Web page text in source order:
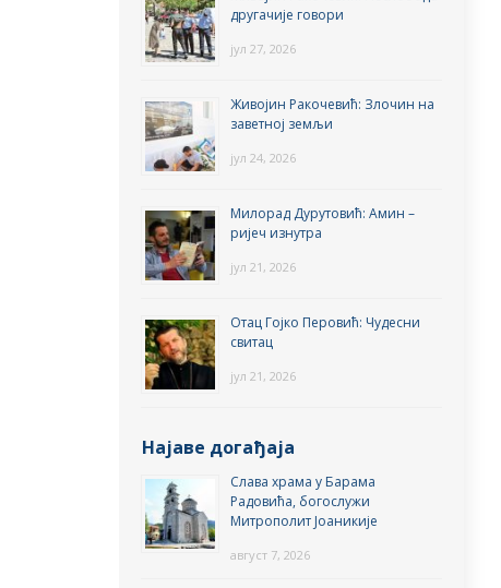
другачије говори
јул 27, 2026
Живојин Ракочевић: Злочин на
заветној земљи
јул 24, 2026
Милорад Дурутовић: Амин –
ријеч изнутра
јул 21, 2026
Отац Гојко Перовић: Чудесни
свитац
јул 21, 2026
Најаве догађаја
Слава храма у Барама
Радовића, богослужи
Митрополит Јоаникије
август 7, 2026